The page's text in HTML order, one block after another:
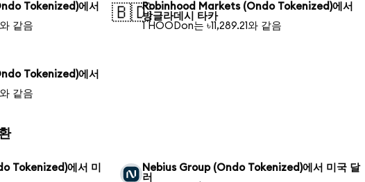
Tokenized)에서
같음
🇧🇩Robinhood Markets (Ondo Tokenized)에서
방글라데시 타카
1 HOODon는 ৳11,289.21와 같음
Tokenized)에서
같음
Tokenized)에서 미
Nebius Group (Ondo Tokenized)에서 미국 달
러